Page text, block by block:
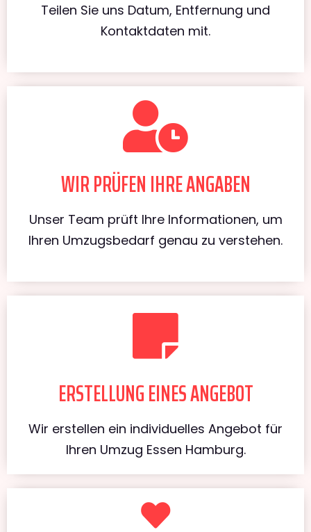
Teilen Sie uns Datum, Entfernung und
Kontaktdaten mit.
WIR PRÜFEN IHRE ANGABEN
Unser Team prüft Ihre Informationen, um
Ihren Umzugsbedarf genau zu verstehen.
ERSTELLUNG EINES ANGEBOT
Wir erstellen ein individuelles Angebot für
Ihren Umzug Essen Hamburg.